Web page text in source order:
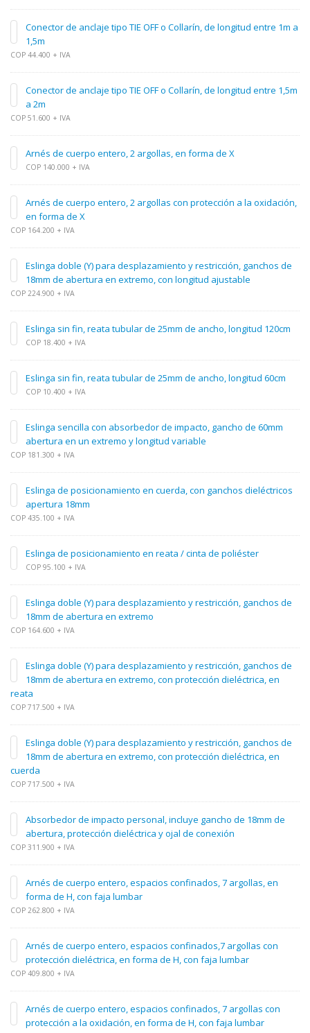
Conector de anclaje tipo TIE OFF o Collarín, de longitud entre 1m a
1,5m
COP 44.400 + IVA
Conector de anclaje tipo TIE OFF o Collarín, de longitud entre 1,5m
a 2m
COP 51.600 + IVA
Arnés de cuerpo entero, 2 argollas, en forma de X
COP 140.000 + IVA
Arnés de cuerpo entero, 2 argollas con protección a la oxidación,
en forma de X
COP 164.200 + IVA
Eslinga doble (Y) para desplazamiento y restricción, ganchos de
18mm de abertura en extremo, con longitud ajustable
COP 224.900 + IVA
Eslinga sin fin, reata tubular de 25mm de ancho, longitud 120cm
COP 18.400 + IVA
Eslinga sin fin, reata tubular de 25mm de ancho, longitud 60cm
COP 10.400 + IVA
Eslinga sencilla con absorbedor de impacto, gancho de 60mm
abertura en un extremo y longitud variable
COP 181.300 + IVA
Eslinga de posicionamiento en cuerda, con ganchos dieléctricos
apertura 18mm
COP 435.100 + IVA
Eslinga de posicionamiento en reata / cinta de poliéster
COP 95.100 + IVA
Eslinga doble (Y) para desplazamiento y restricción, ganchos de
18mm de abertura en extremo
COP 164.600 + IVA
Eslinga doble (Y) para desplazamiento y restricción, ganchos de
18mm de abertura en extremo, con protección dieléctrica, en
reata
COP 717.500 + IVA
Eslinga doble (Y) para desplazamiento y restricción, ganchos de
18mm de abertura en extremo, con protección dieléctrica, en
cuerda
COP 717.500 + IVA
Absorbedor de impacto personal, incluye gancho de 18mm de
abertura, protección dieléctrica y ojal de conexión
COP 311.900 + IVA
Arnés de cuerpo entero, espacios confinados, 7 argollas, en
forma de H, con faja lumbar
COP 262.800 + IVA
Arnés de cuerpo entero, espacios confinados,7 argollas con
protección dieléctrica, en forma de H, con faja lumbar
COP 409.800 + IVA
Arnés de cuerpo entero, espacios confinados, 7 argollas con
protección a la oxidación, en forma de H, con faja lumbar